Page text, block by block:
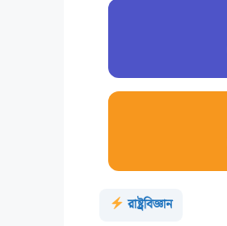
রাষ্ট্রবিজ্ঞান